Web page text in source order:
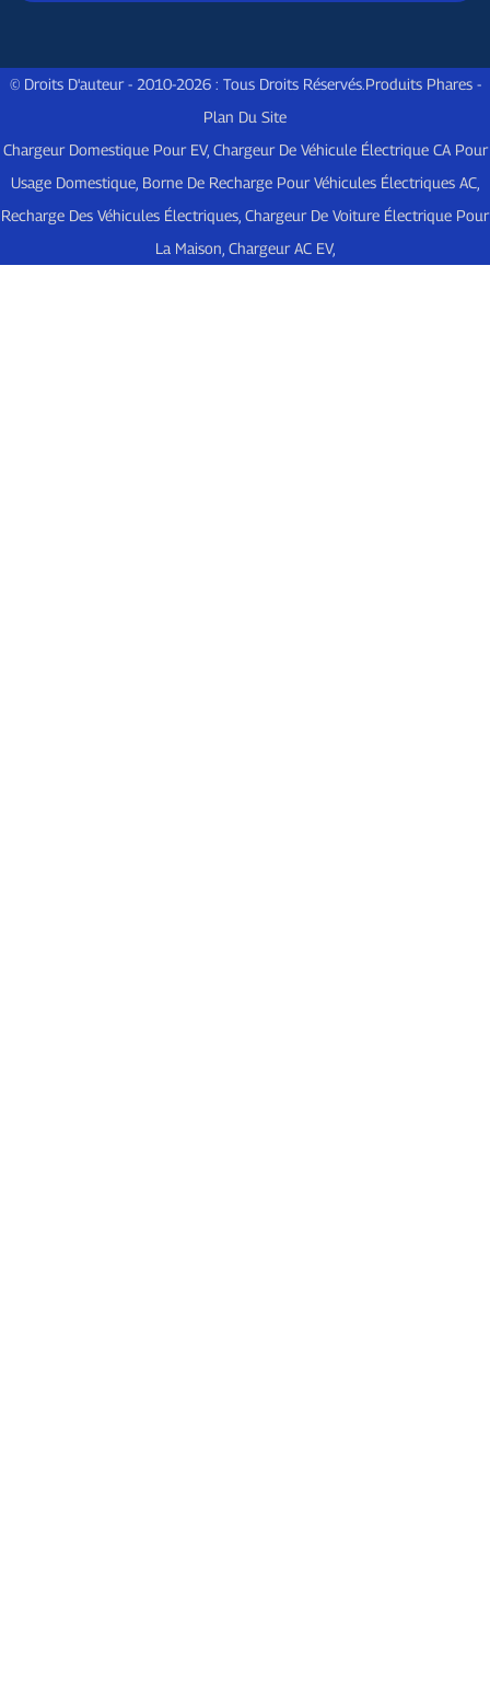
© Droits D'auteur - 2010-2026 : Tous Droits Réservés.Produits Phares-
Plan Du Site
Chargeur Domestique Pour EV, Chargeur De Véhicule Électrique CA Pour
Usage Domestique, Borne De Recharge Pour Véhicules Électriques AC,
Recharge Des Véhicules Électriques Chargeur De Voiture Électrique Pour
La Maison Chargeur AC EV,